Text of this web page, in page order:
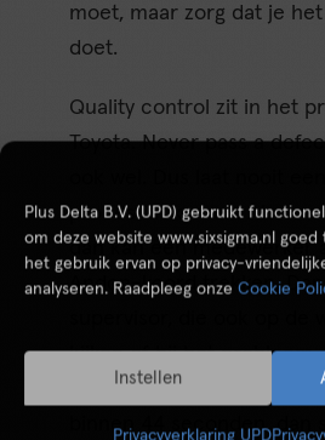
Plus Delta B.V. (UPD) gebruikt
om deze website www.sixsigma.nl
het gebruik ervan op privacy-
analyseren. Raadpleeg onze Cookie
Instellen
Privacyverklaring UPD
moet, maar zorg dat je
doet.
Quality control zit in het
Toyota. Never pass a
proces uit komen. Als er
dan kan een medewerker
Andon-koord trekken.
kijken of hij het probleem
medewerker kan
binnen 44 seconden, dan